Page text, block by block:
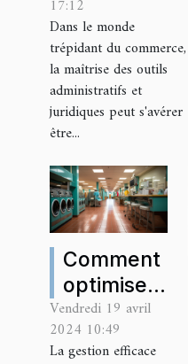
K-BIS pour
booster
votre
activité
commerciale
17:12
Dans le monde
trépidant du commerce,
la maîtrise des outils
administratifs et
juridiques peut s'avérer
être...
Comment
optimiser
la gestion
d'une
Vendredi 19 avril
2024 10:49
La gestion efficace